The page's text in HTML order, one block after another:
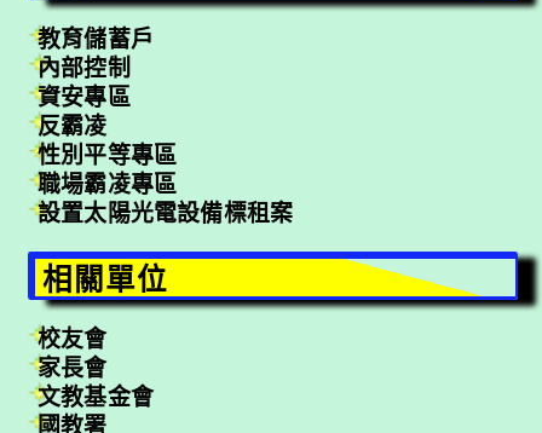
教育儲蓄戶
內部控制
資安專區
反霸凌
性別平等專區
職場霸凌專區
設置太陽光電設備標租案
相關單位
校友會
家長會
文教基金會
國教署